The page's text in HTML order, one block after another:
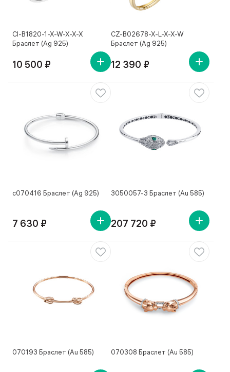
Cl-B1820-1-X-W-X-X-X
Браслет (Ag 925)
10 500 ₽
CZ-B02678-X-L-X-X-W
Браслет (Ag 925)
12 390 ₽
с070416 Браслет (Ag 925)
7 630 ₽
3050057-3 Браслет (Au 585)
207 720 ₽
070193 Браслет (Au 585) 070308 Браслет (Au 585)